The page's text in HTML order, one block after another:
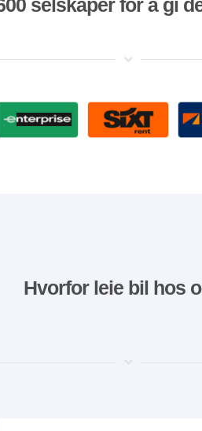
selskaper for å gi
Hvorfor leie bil hos